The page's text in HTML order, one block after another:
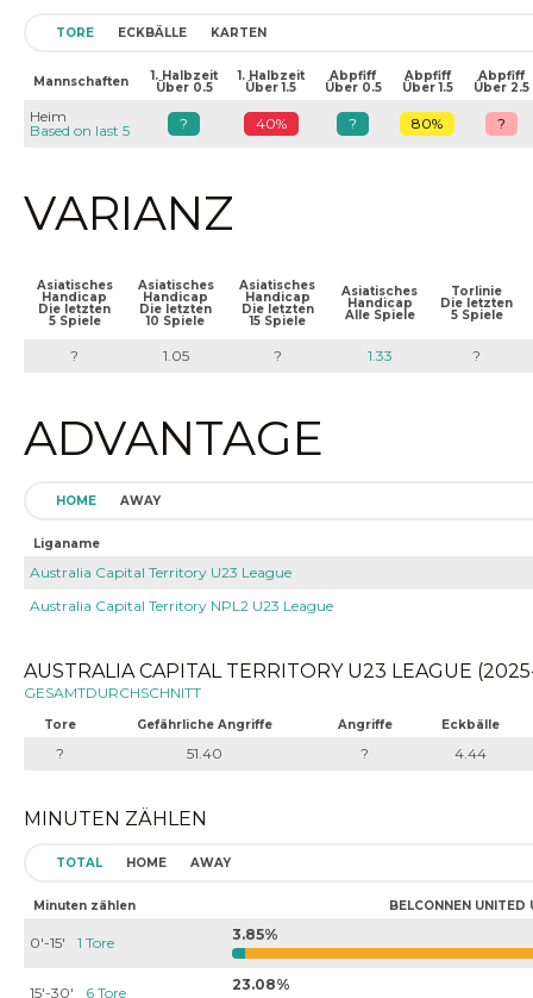
TORE ECKBÄLLE KARTEN
Mannschaften 1. Halbzeit
Über 0.5
1. Halbzeit
Über 1.5
Abpfiff
Über 0.5
Abpfiff
Über 1.5
Abpfiff
Über 2.5
Heim
Based on last 5
? 40% ? 80% ?
VARIANZ
Asiatisches
Handicap
Die letzten
5 Spiele
Asiatisches
Handicap
Die letzten
10 Spiele
Asiatisches
Handicap
Die letzten
15 Spiele
Asiatisches
Handicap
Alle Spiele
Torlinie
Die letzten
5 Spiele
? 1.05 ? 1.33 ?
ADVANTAGE
HOME AWAY
Liganame
Australia Capital Territory U23 League
Australia Capital Territory NPL2 U23 League
AUSTRALIA CAPITAL TERRITORY U23 LEAGUE
GESAMTDURCHSCHNITT
Tore Gefährliche Angriffe Angriffe Eckbälle
? 51.40 ? 4.44
MINUTEN ZÄHLEN
TOTAL HOME AWAY
Minuten zählen BELCONNEN UNITED
0'-15' 1 Tore 3.85%
15'-30' 6 Tore 23.08%